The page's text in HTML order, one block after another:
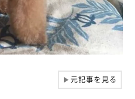
▶元記事を見る